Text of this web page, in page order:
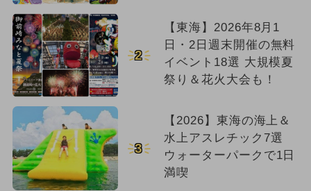
2
【東海】2026年8月1
日・2日週末開催の無料
イベント18選 大規模夏
祭り＆花火大会も！
3
【2026】東海の海上＆
水上アスレチック7選
ウォーターパークで1日
満喫